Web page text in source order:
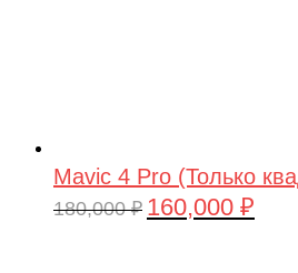
Mavic 4 Pro (Только
180,000₽ Первоначальная
160,000 ₽